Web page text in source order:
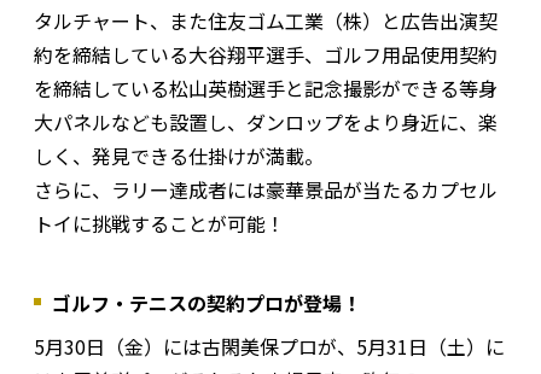
タルチャート、また住友ゴム工業（株）と広告出演契
約を締結している大谷翔平選手、ゴルフ用品使用契約
を締結している松山英樹選手と記念撮影ができる等身
大パネルなども設置し、ダンロップをより身近に、楽
しく、発見できる仕掛けが満載。
さらに、ラリー達成者には豪華景品が当たるカプセル
トイに挑戦することが可能！
ゴルフ・テニスの契約プロが登場！
5月30日（金）には古閑美保プロが、5月31日（土）に